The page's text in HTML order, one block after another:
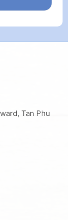
Tan Phu